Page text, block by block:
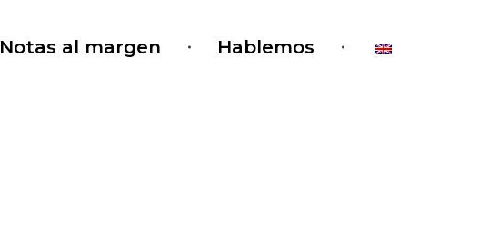
Notas al margen Hablemos